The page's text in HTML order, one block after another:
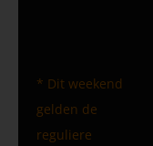
* Dit weekend
gelden de
reguliere